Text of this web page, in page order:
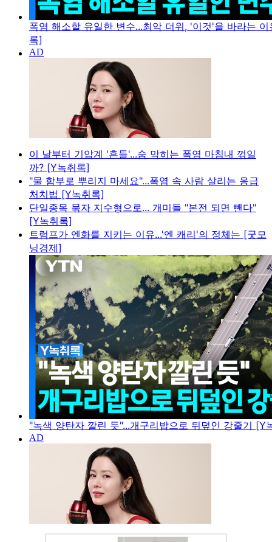
폭염 해소할 유일한 변수...최악 더위, '이것'을 바라는
록]
이 날부터 기압계 '흔들'...숨 막히는 폭염 마침내 꺾일
까? [Y녹취록]
"물 함부로 뿌리지 마세요"...폭염 속 사람 살리는 응급
처치법 [Y녹취록]
단일종목 묶자 지수형으로... 개미들 "본전 되면 뺀다"
[Y녹취록]
트럼프가 엔화를 지키는 이유...'엔 캐리'의 정체는 [굿모
닝경제]
"녹색 양탄자 깔린 듯"...개구리밥으로 뒤덮인 강줄기 [Y